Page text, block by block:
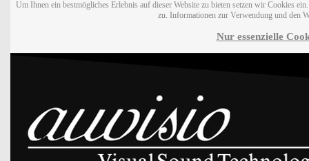
Um Ihnen ein bestmögliches Erlebnis auf dieser Website zu bieten setzen wir Cookies
zu. Informationen zur Verwendung und den
Nur essenzielle